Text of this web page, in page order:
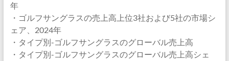
年
・ゴルフサングラスの売上高上位3社および5社の市場シ
ェア、2024年
・タイプ別-ゴルフサングラスのグローバル売上高
・タイプ別-ゴルフサングラスのグローバル売上高シェ